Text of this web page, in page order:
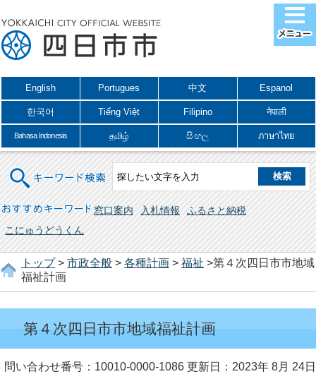
English Portugues 中文 Espanol
한국어 Tiếng Việt Filipino नेपाली
Bahasa Indonesia தமிழ் සිංහල ภาษาไทย
キーワード検索
おすすめキーワード 窓口案内 入札情報
ふるさと納税
こにゅうどうくん
トップ> 市政全般 > 各種計画 > 福祉 >第４次四日市市地域
福祉計画
第４次四日市市地域福祉計画
問い合わせ番号：10010-0000-1086 更新日：2023年 8月 24日